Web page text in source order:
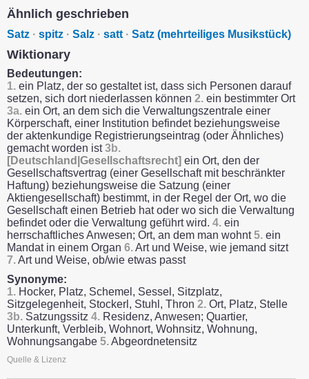
Ähnlich geschrieben
Satz · spitz · Salz · satt · Satz (mehrteiliges Musikstück)
Wiktionary
Bedeutungen:
1. ein Platz, der so gestaltet ist, dass sich Personen darauf
setzen, sich dort niederlassen können 2. ein bestimmter Ort
3a. ein Ort, an dem sich die Verwaltungszentrale einer
Körperschaft, einer Institution befindet beziehungsweise
der aktenkundige Registrierungseintrag (oder Ähnliches)
gemacht worden ist3b.
[Deutschland|Gesellschaftsrecht] ein Ort, den der
Gesellschaftsvertrag (einer Gesellschaft mit beschränkter
Haftung) beziehungsweise die Satzung (einer
Aktiengesellschaft) bestimmt, in der Regel der Ort, wo die
Gesellschaft einen Betrieb hat oder wo sich die Verwaltung
befindet oder die Verwaltung geführt wird. 4. ein
herrschaftliches Anwesen; Ort, an dem man wohnt5. ein
Mandat in einem Organ 6.Art und Weise, wie jemand sitzt
7.Art und Weise, ob/wie etwas passt
Synonyme:
1. Hocker, Platz, Schemel, Sessel, Sitzplatz,
Sitzgelegenheit, Stockerl, Stuhl, Thron 2. Ort, Platz, Stelle
3b. Satzungssitz 4. Residenz, Anwesen; Quartier,
Unterkunft, Verbleib, Wohnort, Wohnsitz, Wohnung,
Wohnungsangabe 5.Abgeordnetensitz
Quelle & Lizenz